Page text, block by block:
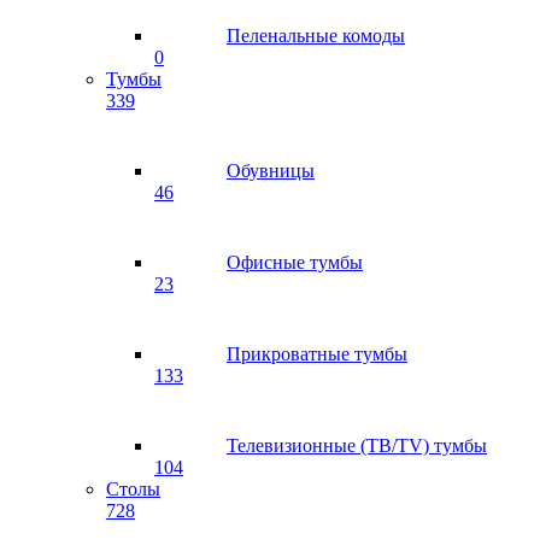
Пеленальные комоды
0
Тумбы
339
Обувницы
46
Офисные тумбы
23
Прикроватные тумбы
133
Телевизионные (ТВ/TV) тумбы
104
Столы
728